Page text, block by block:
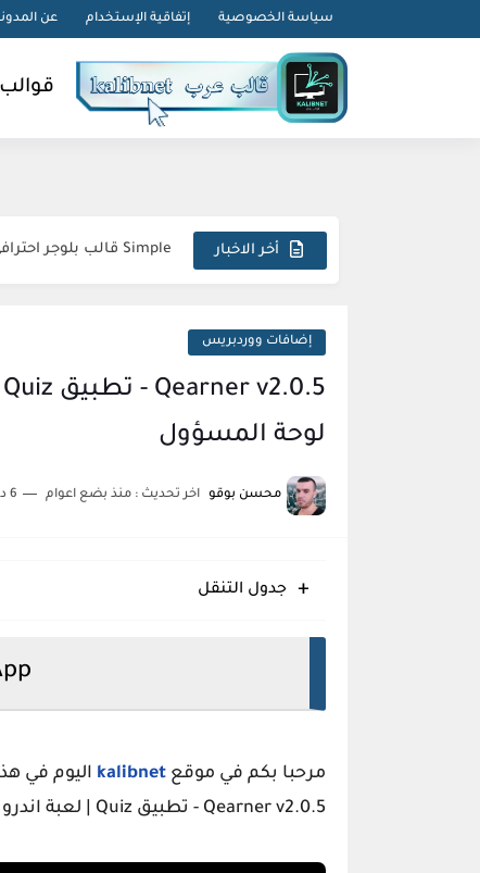
سياسة الخصوصية إتفاقية الإستخدام عن
أخر الاخبار Simple قالب بلوجر احترافي متجاوب استثنائي مبتكر
Magazin قالب بلوجر فريد متكامل وجذاب
إضافات ووردبريس
لوحة المسؤول
محسن بوقو اخر تحديث : منذ بضع اعوام 6 دقائق للقراءة
جدول التنقل
مرحبا بكم في موقع kalibnet اليوم في
Qearner v2.0.5 - تطبيق Quiz | لعبة اندرويد Quiz مع نظام الكسب + لوحة المسؤول.